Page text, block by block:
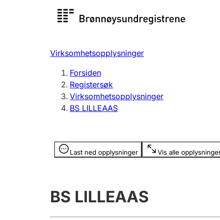
Registersøk
Registrere, endre, slette
Virksomhetsopplysninger
Forsiden
Registersøk
Virksomhetsopplysninger
BS LILLEAAS
Last ned opplysninger Vis alle
Opplysninger er skjult
BS LILLEAAS